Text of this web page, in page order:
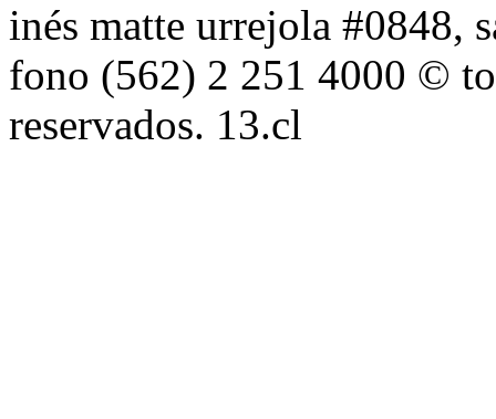
inés matte urrejola #0848,
fono (562) 2 251 4000 ©
reservados. 13.cl